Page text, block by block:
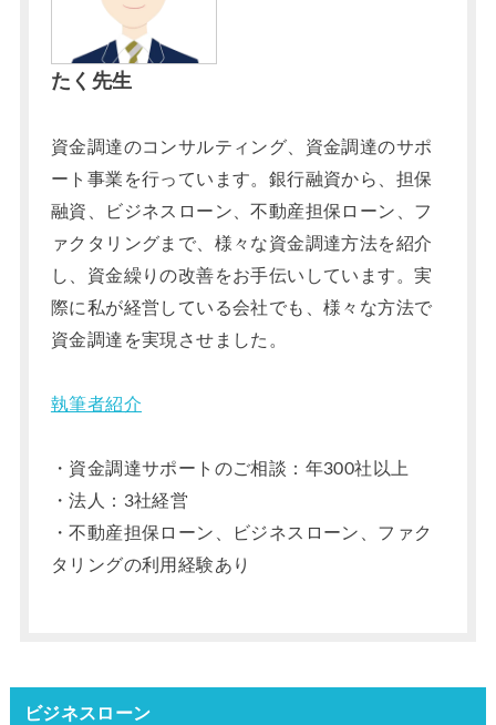
たく先生
資金調達のコンサルティング、資金調達のサポ
ート事業を行っています。銀行融資から、担保
融資、ビジネスローン、不動産担保ローン、フ
ァクタリングまで、様々な資金調達方法を紹介
し、資金繰りの改善をお手伝いしています。実
際に私が経営している会社でも、様々な方法で
資金調達を実現させました。
執筆者紹介
・資金調達サポートのご相談：年300社以上
・法人：3社経営
・不動産担保ローン、ビジネスローン、ファク
タリングの利用経験あり
ビジネスローン